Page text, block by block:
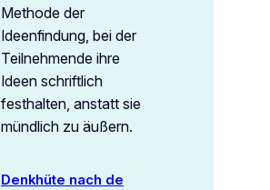
Methode der
Ideenfindung, bei der
Teilnehmende ihre
Ideen schriftlich
festhalten, anstatt sie
mündlich zu äußern.
Denkhüte nach de